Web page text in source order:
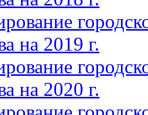
на 2019 г.
на 2020 г.